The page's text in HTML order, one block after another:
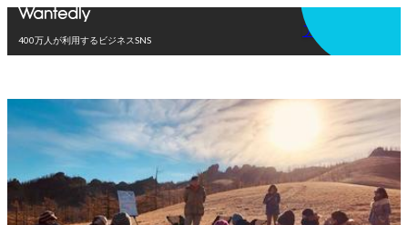
400万人が利用するビジネスSNS
アプリを使う